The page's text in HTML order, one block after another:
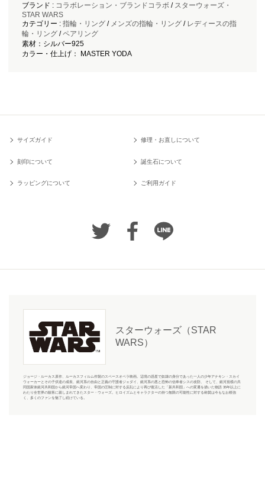
ブランド : コラボレーション・ブランドコラボ / スターウォーズ・
STAR WARS
カテゴリー : 指輪・リング/ メンズの指輪・リング/ レディースの指
輪・リング/ペアリング
素材：シルバー925
カラー・仕上げ： MASTER YODA
サイズガイド 修理・お直しについて
刻印について 誕生石について
ラッピングについて ご利用ガイド
スターウォーズ（STAR
WARS）
ジョージ・ルーカス原作、ルーカスフィルム作製のスペースオペラ映画。辺境の惑星で奴隷の身分であった一人の少年アナキン・スカイ
ウォーカーとその子供達の成長、銀河系の自由と正義の守護者ジェダイ、銀河系の悪と恐怖の信奉者シスの攻防、 そして、銀河規模の共
同国家体銀河共和国から銀河帝国へ変わり、帝国の圧制に対する反乱により再び復活した「新共和国」への変遷を描いた物語 35年以上に
わたり全世界の観客に親しまれてきたスター・ウォーズ。ヒロイズムとキャラクターの持つ無限の可能性に対する称賛は今もなお根強
く、多くのファンを魅了し続けている。